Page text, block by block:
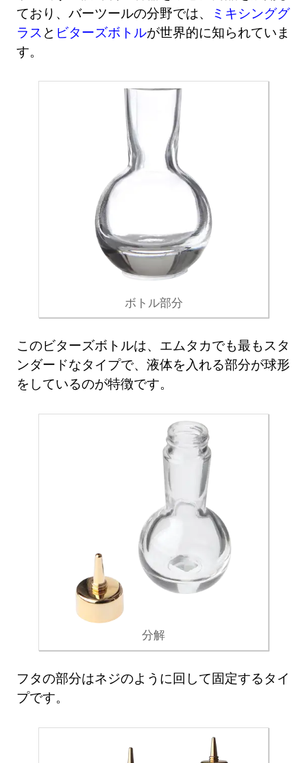
ており、バーツールの分野では、
ミキシンググ
ラス と ビターズボトルが世界的に知られていま
す。
ボトル部分
このビターズボトルは、エムタカでも最もスタ
ンダードなタイプで、液体を入れる部分が球形
をしているのが特徴です。
分解
フタの部分はネジのように回して固定するタイ
プです。